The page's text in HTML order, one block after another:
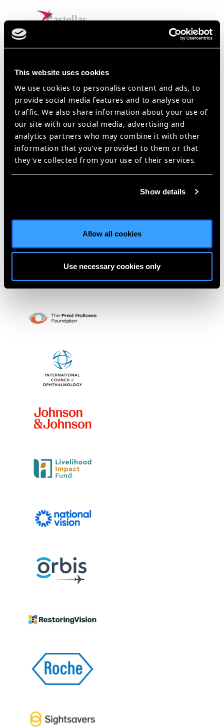
This website uses cookies
We use cookies to personalise content and ads, to
provide social media features and to analyse our
traffic. We also share information about your use of
our site with our social media, advertising and
analytics partners who may combine it with other
information that you’ve provided to them or that
they’ve collected from your use of their services.
Show details
Allow all cookies
Use necessary cookies only